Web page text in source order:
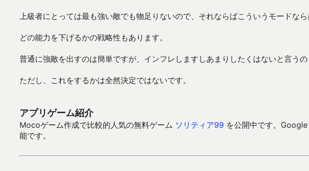
上級者にとっては最も強い敵でも物足りないので、それならばこういうモードなら
どの能力を下げるかの戦略性もあります。
普通に強敵を出すのは簡単ですが、インフレしますしあまりしたくはないと言うの
ただし、これをするかは全然決定ではないです。
アプリゲーム紹介
Mocoゲーム作成で比較的人気の無料ゲーム ソリティア99 を公開中です。
能です。